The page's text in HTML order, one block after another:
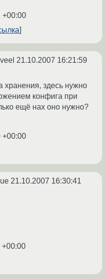
+00:00
21.10.2007 16:21:59
хранения, здесь нужно
конфига при
ещё нах оно нужно?
+00:00
21.10.2007 16:30:41
+00:00